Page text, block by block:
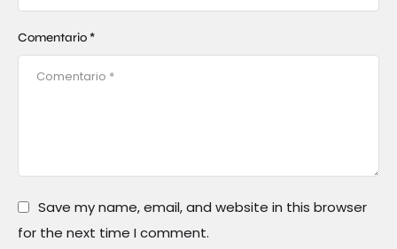
Comentario *
Save my name, email, and website in this browser
for the next time I comment.